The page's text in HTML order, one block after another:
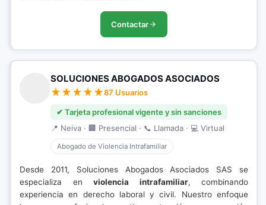
Contactar
SOLUCIONES ABOGADOS ASOCIADOS
87 Usuarios
✔ Tarjeta profesional vigente y sin sanciones
📍 Neiva · 🏢 Presencial · 📞 Llamada · 💻 Virtual
Abogado de Violencia Intrafamiliar
Desde 2011, Soluciones Abogados Asociados SAS se
especializa en violencia intrafamiliar, combinando
experiencia en derecho laboral y civil. Nuestro enfoque